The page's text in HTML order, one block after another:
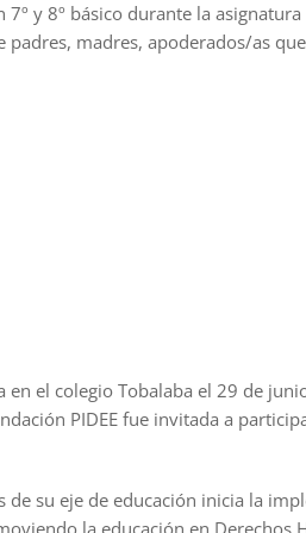
y 8º básico durante la
madres, apoderados/as
el colegio Tobalaba el 29 de
PIDEE fue invitada a
de su eje de educación inicia la